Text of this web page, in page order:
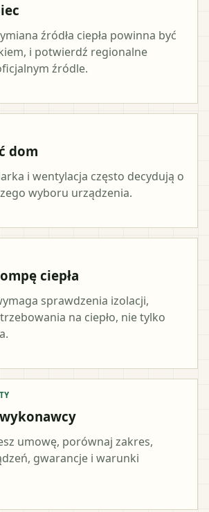
źródła ciepła powinna być
i potwierdź regionalne
źródle.
dom
i wentylacja często decydują o
wyboru urządzenia.
ciepła
sprawdzenia izolacji,
na ciepło, nie tylko
umowę, porównaj zakres,
gwarancje i warunki